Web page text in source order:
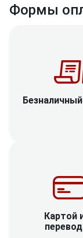
Формы
Картой